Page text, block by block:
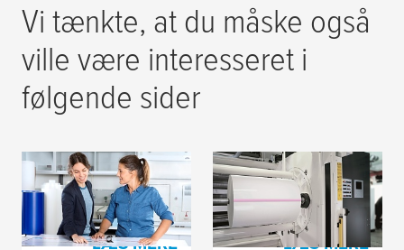
Vi tænkte, at du måske også
ville være interesseret i
følgende sider
tesa® polstringsskum
LÆS MERE
Splejsetape til
filmmaterialer
LÆS MERE